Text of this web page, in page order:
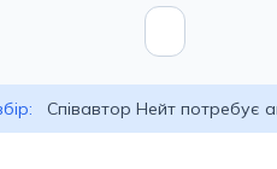
Співавтор Нейт потребує